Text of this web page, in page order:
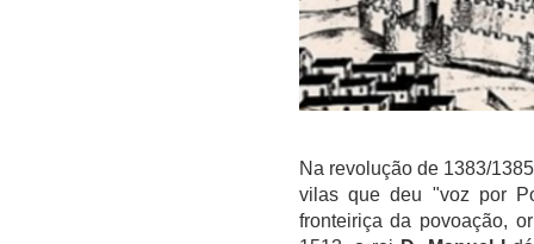
Na revolução de 1383/
vilas que deu "voz por
fronteiriça da povoação,